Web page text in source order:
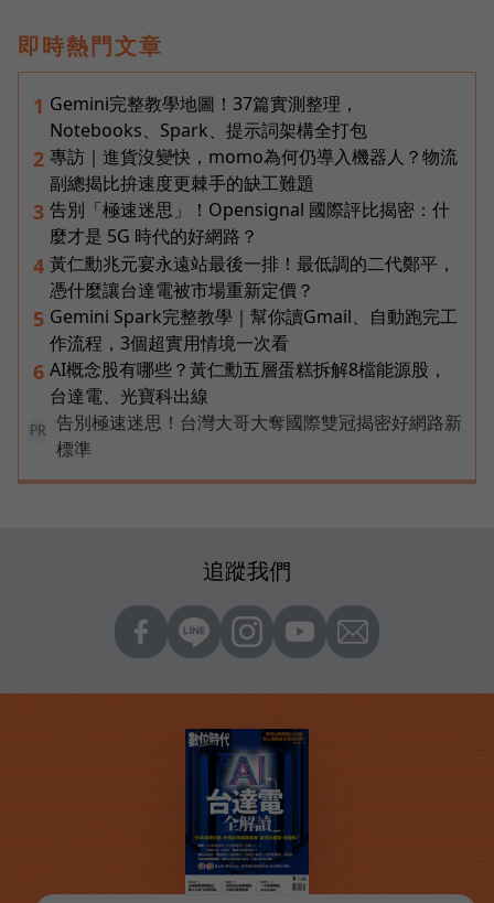
即時熱門文章
1 Gemini完整教學地圖！37篇實測整理，
Notebooks、Spark、提示詞架構全打包
2 專訪｜進貨沒變快，momo為何仍導入機器人？物流
副總揭比拚速度更棘手的缺工難題
3 告別「極速迷思」！Opensignal 國際評比揭密：什
麼才是 5G 時代的好網路？
4 黃仁勳兆元宴永遠站最後一排！最低調的二代鄭平，
憑什麼讓台達電被市場重新定價？
5 Gemini Spark完整教學｜幫你讀Gmail、自動跑完工
作流程，3個超實用情境一次看
6 AI概念股有哪些？黃仁勳五層蛋糕拆解8檔能源股，
台達電、光寶科出線
PR
告別極速迷思！台灣大哥大奪國際雙冠揭密好網路新
標準
追蹤我們